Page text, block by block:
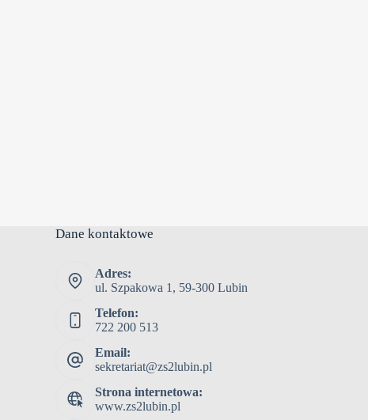
Dane kontaktowe
Adres:
ul. Szpakowa 1, 59-300 Lubin
Telefon:
722 200 513
Email:
sekretariat@zs2lubin.pl
Strona internetowa:
www.zs2lubin.pl